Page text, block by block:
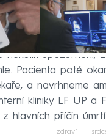
několik upozornění,
Pacienta poté
a navrhneme
kliniky LF UP a
z hlavních příčin
zdraví